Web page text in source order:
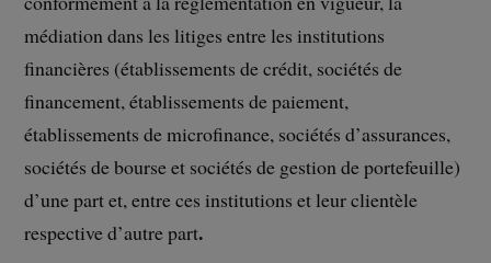
médiation dans les litiges entre les institutions
financières (établissements de crédit, sociétés de
financement, établissements de paiement,
établissements de microfinance, sociétés d’assurances,
sociétés de bourse et sociétés de gestion de portefeuille)
d’une part et, entre ces institutions et leur clientèle
respective d’autre part.